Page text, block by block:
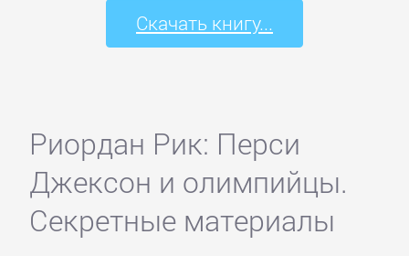
Скачать книгу...
Риордан Рик: Перси
Джексон и олимпийцы.
Секретные материалы